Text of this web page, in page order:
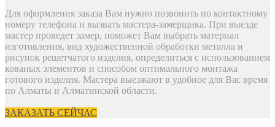
Для оформления заказа Вам нужно позвонить по контактному
номеру телефона и вызвать мастера-замерщика. При выезде
мастер проведет замер, поможет Вам выбрать материал
изготовления, вид художественной обработки металла и
рисунок решетчатого изделия, определиться с использованием
кованых элементов и способом оптимального монтажа
готового изделия. Мастера выезжают в удобное для Вас время
по Алматы и Алматинской области.
ЗАКАЗАТЬ СЕЙЧАС